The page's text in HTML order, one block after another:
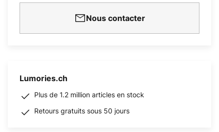
Nous contacter
Lumories.ch
Plus de 1.2 million articles en stock
Retours gratuits sous 50 jours